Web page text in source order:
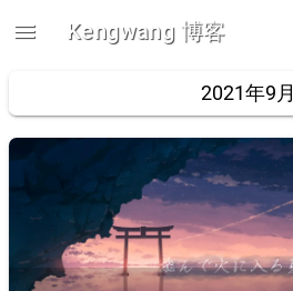
menu Kengwang 博客
2021年9月